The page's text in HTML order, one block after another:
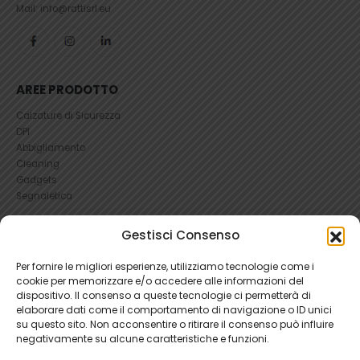
Gestisci Consenso
Per fornire le migliori esperienze, utilizziamo tecnologie come i
cookie per memorizzare e/o accedere alle informazioni del
dispositivo. Il consenso a queste tecnologie ci permetterà di
elaborare dati come il comportamento di navigazione o ID unici
su questo sito. Non acconsentire o ritirare il consenso può influire
negativamente su alcune caratteristiche e funzioni.
Mail: info@rattisrl.eu
AREE PRODOTTO
Calzature di Sicurezza
DPI
Abbigliamento
Cleaning
Gadgets
Segnaletica
RICHIEDI UN RESO
Condizioni e Resi
FAQ Antinfortunistica
Richiesta Reso
CookieePrivacy